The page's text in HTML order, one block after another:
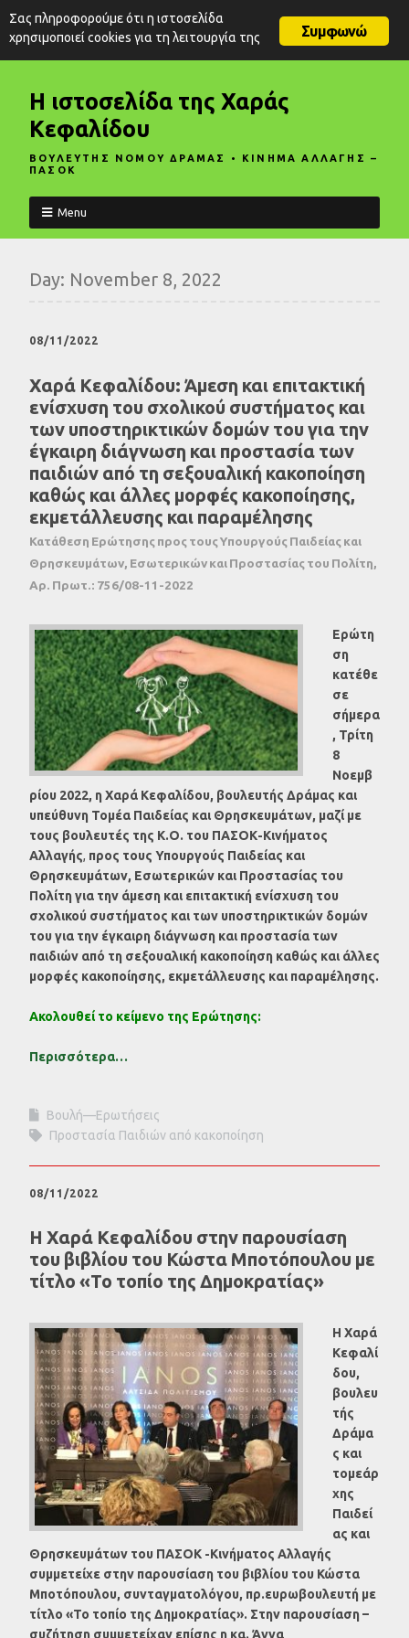
Η ιστοσελίδα της Χαράς
Κεφαλίδου
ΒΟΥΛΕΥΤΗΣ ΝΟΜΟΥ ΔΡΑΜΑΣ • ΚΙΝΗΜΑ ΑΛΛΑΓΗΣ –
ΠΑΣΟΚ
Menu
Day: November 8, 2022
08/11/2022
Χαρά Κεφαλίδου: Άμεση και επιτακτική
ενίσχυση του σχολικού συστήματος και
των υποστηρικτικών δομών του για την
έγκαιρη διάγνωση και προστασία των
παιδιών από τη σεξουαλική κακοποίηση
καθώς και άλλες μορφές κακοποίησης,
εκμετάλλευσης και παραμέλησης
Κατάθεση Ερώτησης προς τους Υπουργούς Παιδείας και
Θρησκευμάτων, Εσωτερικών και Προστασίας του Πολίτη,
Αρ. Πρωτ.: 756/08-11-2022
Ερώτη
ση
κατέθε
σε
σήμερα
, Τρίτη
8
Νοεμβ
ρίου 2022, η Χαρά Κεφαλίδου, βουλευτής Δράμας και
υπεύθυνη Τομέα Παιδείας και Θρησκευμάτων, μαζί με
τους βουλευτές της Κ.Ο. του ΠΑΣΟΚ-Κινήματος
Αλλαγής, προς τους Υπουργούς Παιδείας και
Θρησκευμάτων, Εσωτερικών και Προστασίας του
Πολίτη για την άμεση και επιτακτική ενίσχυση του
σχολικού συστήματος και των υποστηρικτικών δομών
του για την έγκαιρη διάγνωση και προστασία των
παιδιών από τη σεξουαλική κακοποίηση καθώς και άλλες
μορφές κακοποίησης, εκμετάλλευσης και παραμέλησης.
Ακολουθεί το κείμενο της Ερώτησης:
Περισσότερα…
Βουλή—Ερωτήσεις
Προστασία Παιδιών από κακοποίηση
08/11/2022
Η Χαρά Κεφαλίδου στην παρουσίαση
του βιβλίου του Κώστα Μποτόπουλου με
τίτλο «Το τοπίο της Δημοκρατίας»
Η Χαρά
Κεφαλί
δου,
βουλευ
τής
Δράμα
ς και
τομεάρ
χης
Παιδεί
ας και
Θρησκευμάτων του ΠΑΣΟΚ -Κινήματος Αλλαγής
συμμετείχε στην παρουσίαση του βιβλίου του Κώστα
Μποτόπουλου, συνταγματολόγου, πρ.ευρωβουλευτή με
τίτλο «Το τοπίο της Δημοκρατίας». Στην παρουσίαση –
συζήτηση συμμετείχαν επίσης η κα. Άννα
Συμφωνώ
Σας πληροφορούμε ότι η ιστοσελίδα
χρησιμοποιεί cookies για τη λειτουργία της